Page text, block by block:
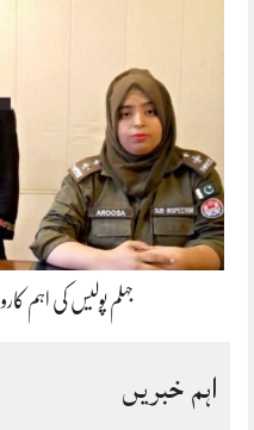
جہلم پولیس کی اہم کاروائی، 16 سالہ
اہم خبریں